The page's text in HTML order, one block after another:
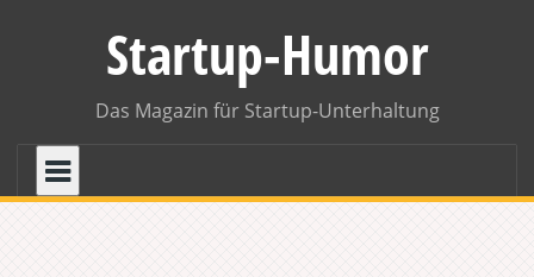
Startup-Humor
Das Magazin für Startup-Unterhaltung